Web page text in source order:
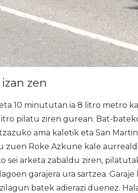
zen
10 minututan ia 8 litro metro
pilatu ziren gurean. Bat-
ama kaletik eta San
Roke Azkune kale
sei arketa zabaldu ziren,
garajera ura sartzea.
batek adierazi duenez.